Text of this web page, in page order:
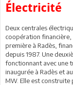
Électricité
Deux centrales
coopération
première à Radès,
depuis 1987. Une
fonctionnant avec une
inaugurée à Radès et
MW. Elle est construite